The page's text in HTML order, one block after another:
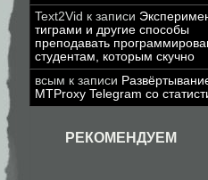
Text2Vid к записи
тиграми и другие способы
преподавать
студентам, которым скучно
всым к записи
MTProxy Telegram со
РЕКОМЕНДУЕМ